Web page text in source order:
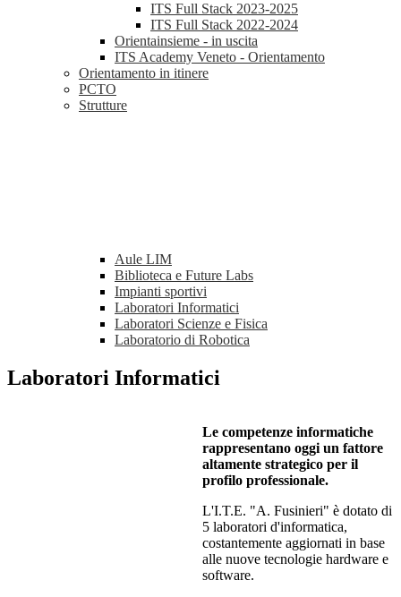
ITS Full Stack 2023-2025
ITS Full Stack 2022-2024
Orientainsieme - in uscita
ITS Academy Veneto - Orientamento
Orientamento in itinere
PCTO
Strutture
Aule LIM
Biblioteca e Future Labs
Impianti sportivi
Laboratori Informatici
Laboratori Scienze e Fisica
Laboratorio di Robotica
Laboratori Informatici
Le competenze informatiche
rappresentano oggi un fattore
altamente strategico per il
profilo professionale.
L'I.T.E. "A. Fusinieri" è dotato di
5 laboratori d'informatica,
costantemente aggiornati in base
alle nuove tecnologie hardware e
software.